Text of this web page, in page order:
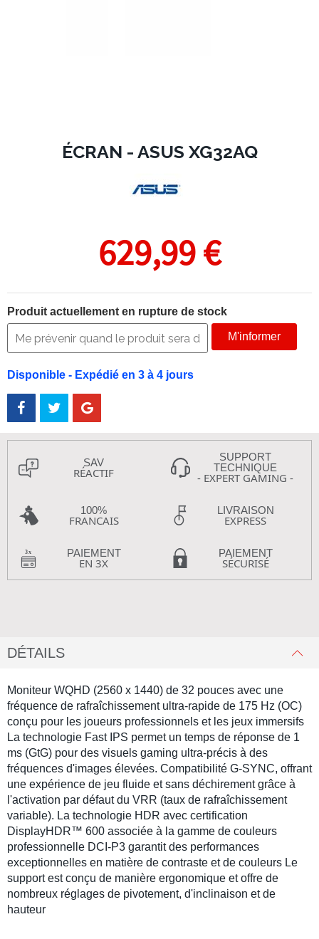
ÉCRAN - ASUS XG32AQ
629,99 €
Produit actuellement en rupture de stock
M'informer
Disponible - Expédié en 3 à 4 jours
SAV
RÉACTIF
SUPPORT
TECHNIQUE
- EXPERT GAMING -
100%
FRANCAIS
LIVRAISON
EXPRESS
PAIEMENT
EN 3X
PAIEMENT
SÉCURISÉ
DÉTAILS
Moniteur WQHD (2560 x 1440) de 32 pouces avec une
fréquence de rafraîchissement ultra-rapide de 175 Hz (OC)
conçu pour les joueurs professionnels et les jeux immersifs
La technologie Fast IPS permet un temps de réponse de 1
ms (GtG) pour des visuels gaming ultra-précis à des
fréquences d'images élevées. Compatibilité G-SYNC, offrant
une expérience de jeu fluide et sans déchirement grâce à
l'activation par défaut du VRR (taux de rafraîchissement
variable). La technologie HDR avec certification
DisplayHDR™ 600 associée à la gamme de couleurs
professionnelle DCI-P3 garantit des performances
exceptionnelles en matière de contraste et de couleurs Le
support est conçu de manière ergonomique et offre de
nombreux réglages de pivotement, d'inclinaison et de
hauteur